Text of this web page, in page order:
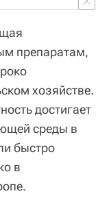
препаратам,
хозяйстве.
достигает
среды в
быстро
в